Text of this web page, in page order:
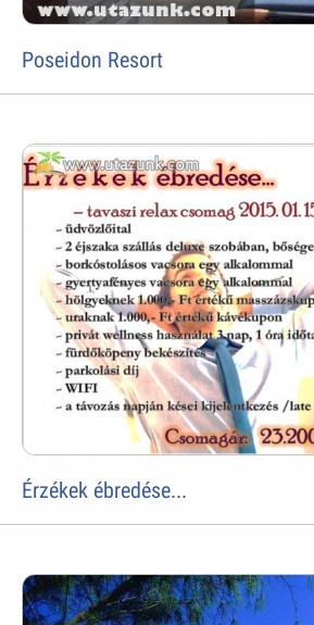
Poseidon Resort
Érzékek ébredése...